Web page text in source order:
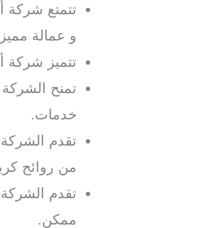
تتمتع شركة
و عمالة
تتميز شركة
خدمات.
تقدم
من روائح
تقدم
ممكن.